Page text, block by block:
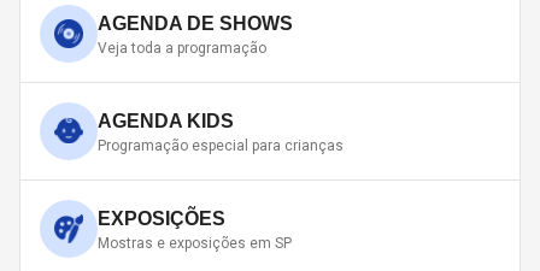
AGENDA DE SHOWS
Veja toda a programação
AGENDA KIDS
Programação especial para crianças
EXPOSIÇÕES
Mostras e exposições em SP